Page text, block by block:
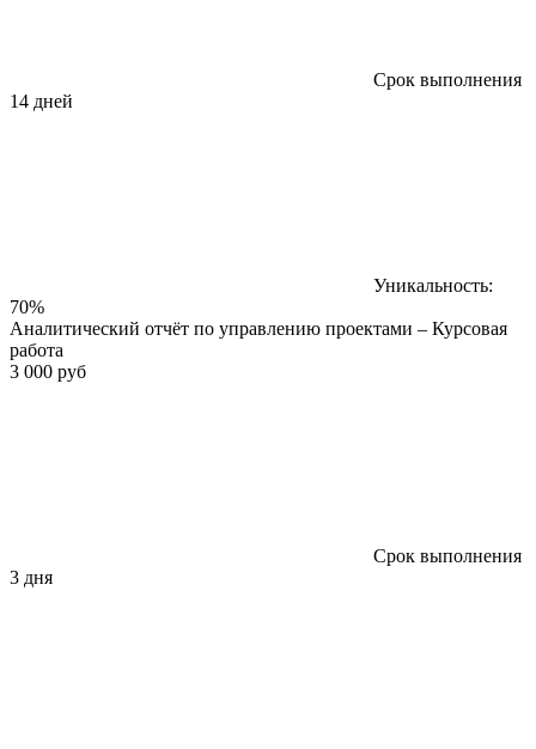
Срок выполнения
14 дней
Уникальность:
70%
Аналитический отчёт по управлению проектами – Курсовая
работа
3 000 руб
Срок выполнения
3 дня